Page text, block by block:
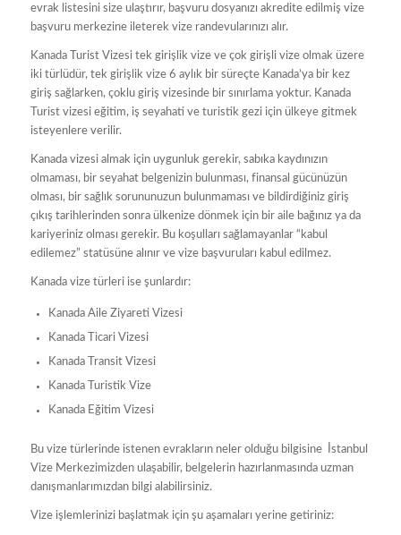
evrak listesini size ulaştırır, başvuru dosyanızı akredite edilmiş vize
başvuru merkezine ileterek vize randevularınızı alır.
Kanada Turist Vizesi tek girişlik vize ve çok girişli vize olmak üzere
iki türlüdür, tek girişlik vize 6 aylık bir süreçte Kanada’ya bir kez
giriş sağlarken, çoklu giriş vizesinde bir sınırlama yoktur. Kanada
Turist vizesi eğitim, iş seyahati ve turistik gezi için ülkeye gitmek
isteyenlere verilir.
Kanada vizesi almak için uygunluk gerekir, sabıka kaydınızın
olmaması, bir seyahat belgenizin bulunması, finansal gücünüzün
olması, bir sağlık sorununuzun bulunmaması ve bildirdiğiniz giriş
çıkış tarihlerinden sonra ülkenize dönmek için bir aile bağınız ya da
kariyeriniz olması gerekir. Bu koşulları sağlamayanlar “kabul
edilemez” statüsüne alınır ve vize başvuruları kabul edilmez.
Kanada vize türleri ise şunlardır:
Kanada Aile Ziyareti Vizesi
Kanada Ticari Vizesi
Kanada Transit Vizesi
Kanada Turistik Vize
Kanada Eğitim Vizesi
Bu vize türlerinde istenen evrakların neler olduğu bilgisine İstanbul
Vize Merkezimizden ulaşabilir, belgelerin hazırlanmasında uzman
danışmanlarımızdan bilgi alabilirsiniz.
Vize işlemlerinizi başlatmak için şu aşamaları yerine getiriniz: